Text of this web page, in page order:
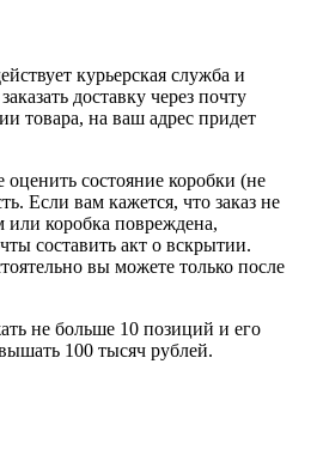
курьерская служба и
доставку через почту
товара, на ваш адрес придет
состояние коробки (не
Если вам кажется, что заказ не
или коробка повреждена,
составить акт о вскрытии.
вы можете только после
не больше 10 позиций и его
100 тысяч рублей.